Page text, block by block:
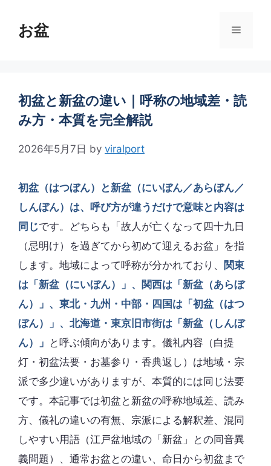
お盆 メ
ュ
初盆と新盆の違い｜呼称の地域差・読
み方・本質を完全解説
2026年5月7日 by viralport
初盆（はつぼん）と新盆（にいぼん／あらぼん／
しんぼん）は、呼び方が違うだけで意味と内容は
同じです。どちらも「故人が亡くなって四十九日
（忌明け）を過ぎてから初めて迎えるお盆」を指
します。地域によって呼称が分かれており、
関東
は「新盆（にいぼん）」、関西は「新盆（あらぼ
ん）」、東北・九州・中部・四国は「初盆（はつ
ぼん）」、北海道・東京旧市街は「新盆（しんぼ
ん）」
と呼ぶ傾向があります。儀礼内容（白提
灯・初盆法要・お墓参り・香典返し）は地域・宗
派で多少違いがありますが、本質的には同じ法要
です。本記事では初盆と新盆の呼称地域差、読み
方、儀礼の違いの有無、宗派による解釈差、混同
しやすい用語（江戸盆地域の「新盆」との同音異
義問題）、通常お盆との違い、命日から初盆まで